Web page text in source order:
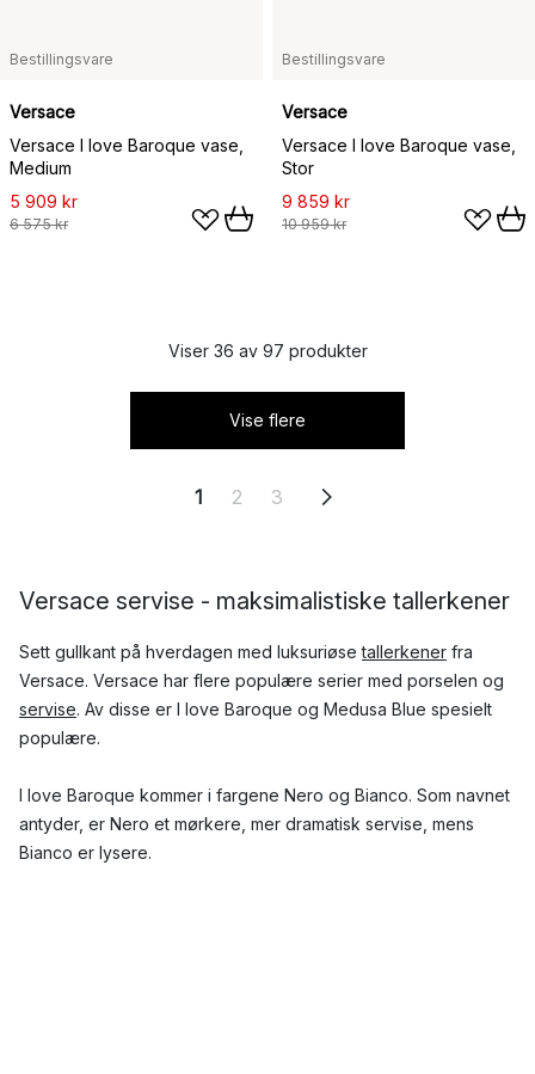
Bestillingsvare
Versace
Versace I love Baroque vase,
Medium
5 909 kr
6 575 kr
Bestillingsvare
Versace
Versace I love Baroque vase,
Stor
9 859 kr
10 959 kr
Viser 36 av 97 produkter
Vise flere
1 2 3
Versace servise - maksimalistiske tallerkener
Sett gullkant på hverdagen med luksuriøsetallerkener fra
Versace. Versace har flere populære serier med porselen og
servise. Av disse er I love Baroque og Medusa Blue spesielt
populære.
I love Baroque kommer i fargene Nero og Bianco. Som navnet
antyder, er Nero et mørkere, mer dramatisk servise, mens
Bianco er lysere.